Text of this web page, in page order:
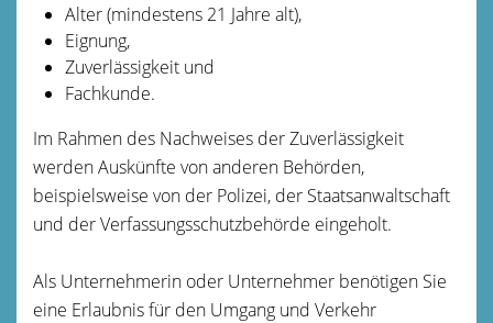
Alter (mindestens 21 Jahre alt),
Eignung,
Zuverlässigkeit und
Fachkunde.
Im Rahmen des Nachweises der Zuverlässigkeit
werden Auskünfte von anderen Behörden,
beispielsweise von der Polizei, der Staatsanwaltschaft
und der Verfassungsschutzbehörde eingeholt.
Als Unternehmerin oder Unternehmer benötigen Sie
eine Erlaubnis für den Umgang und Verkehr